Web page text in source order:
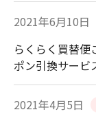
2021年6月10日
らくらく買替便
ポン引換サービ
2021年4月5日